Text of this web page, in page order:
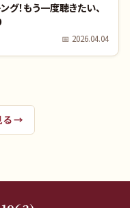
！もう一度聴きたい、
📅 2026.04.04
る →